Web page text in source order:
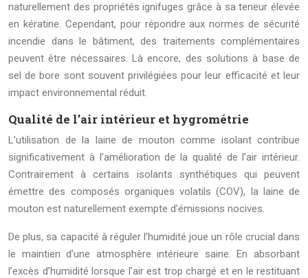
naturellement des propriétés ignifuges grâce à sa teneur élevée
en kératine. Cependant, pour répondre aux normes de sécurité
incendie dans le bâtiment, des traitements complémentaires
peuvent être nécessaires. Là encore, des solutions à base de
sel de bore sont souvent privilégiées pour leur efficacité et leur
impact environnemental réduit.
Qualité de l’air intérieur et hygrométrie
L’utilisation de la laine de mouton comme isolant contribue
significativement à l’amélioration de la qualité de l’air intérieur.
Contrairement à certains isolants synthétiques qui peuvent
émettre des composés organiques volatils (COV), la laine de
mouton est naturellement exempte d’émissions nocives.
De plus, sa capacité à réguler l’humidité joue un rôle crucial dans
le maintien d’une atmosphère intérieure saine. En absorbant
l’excès d’humidité lorsque l’air est trop chargé et en le restituant